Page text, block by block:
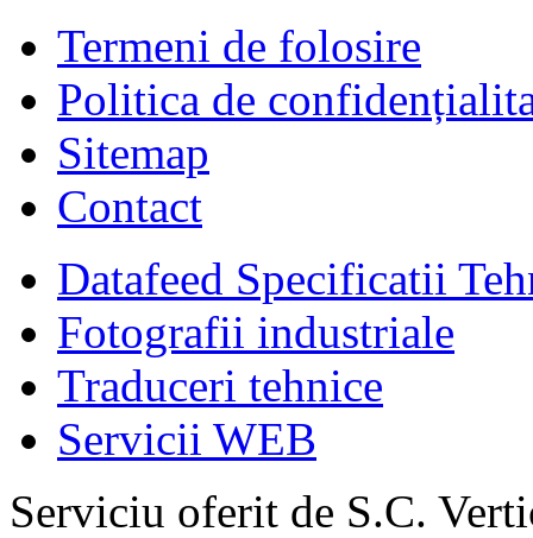
Termeni de folosire
Politica de
Sitemap
Contact
Datafeed Specificatii
Fotografii industriale
Traduceri tehnice
Servicii WEB
Serviciu oferit de S.C.